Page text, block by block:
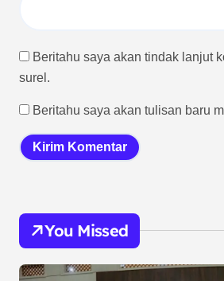
Beritahu saya akan tindak lanjut
surel.
Beritahu saya akan tulisan baru
You Missed